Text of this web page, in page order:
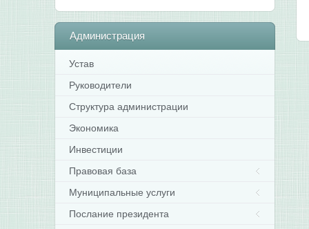
Администрация
Устав
Руководители
Структура администрации
Экономика
Инвестиции
Правовая база
Муниципальные услуги
Послание президента